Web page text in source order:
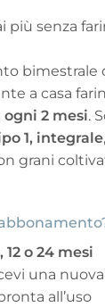
più senza
bimestrale
a casa
ogni 2 mesi.
1, integrale
grani
12 o 24 mesi
una
all’uso